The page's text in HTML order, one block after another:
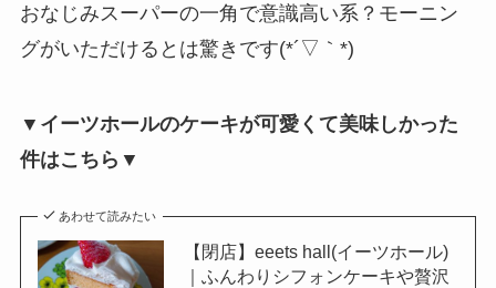
おなじみスーパーの一角で意識高い系？モーニン
グがいただけるとは驚きです(*´▽｀*)
▼イーツホールのケーキが可愛くて美味しかった
件はこちら▼
あわせて読みたい
【閉店】eeets hall(イーツホール)
｜ふんわりシフォンケーキや贅沢